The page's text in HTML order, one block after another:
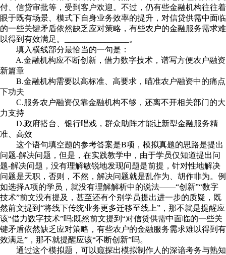
付、信贷审批等，受到客户欢迎。不过，仍有些金融机构往往着
眼于既有场景、模式下自身业务效率的提升，对信贷供需中面临
的一些关键矛盾依然缺乏应对策略，有些农户的金融服务需求难
以得到有效满足。________________。
填入横线部分最恰当的一句是：
A.金融机构应不断创新，借力数字技术，谱写方便农户融资
新篇章
B.金融机构需要以高标准、高要求，瞄准农户融资中的痛点
下功夫
C.服务农户融资仅靠金融机构不够，还离不开相关部门的大
力支持
D.政府搭台、银行唱戏，群众助阵才能让新型金融服务精
准、高效
这个语句填空题的参考答案是B项，模拟真题的思路是提出
问题-解决问题，但是，在实践教学中，由于学员仅知道提出问
题-解决问题，没有理解敏锐地发现问题是前提，针对性地解决
问题是天职，否则，不然，解决问题就是乱作为、胡作非为。例
如选择A项的学员，就没有理解解析中的说法——“创新”“数字
技术”前文没有提及，甚至还有个别学员提出进一步的质疑，既
然前文提到“将线下传统业务更多迁移至线上”，那不就是提醒应
该“借力数字技术”吗;既然前文提到“对信贷供需中面临的一些关
键矛盾依然缺乏应对策略，有些农户的金融服务需求难以得到有
效满足”，那不就提醒应该“不断创新”吗。
通过这个模拟题，可以窥探出模拟制作人的深谙考务与熟知